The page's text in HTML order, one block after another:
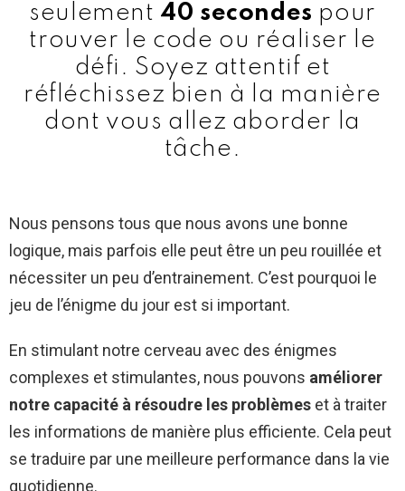
seulement 40 secondes pour
trouver le code ou réaliser le
défi. Soyez attentif et
réfléchissez bien à la manière
dont vous allez aborder la
tâche.
Nous pensons tous que nous avons une bonne
logique, mais parfois elle peut être un peu rouillée et
nécessiter un peu d’entrainement. C’est pourquoi le
jeu de l’énigme du jour est si important.
En stimulant notre cerveau avec des énigmes
complexes et stimulantes, nous pouvons améliorer
notre capacité à résoudre les problèmes et à traiter
les informations de manière plus efficiente. Cela peut
se traduire par une meilleure performance dans la vie
quotidienne.